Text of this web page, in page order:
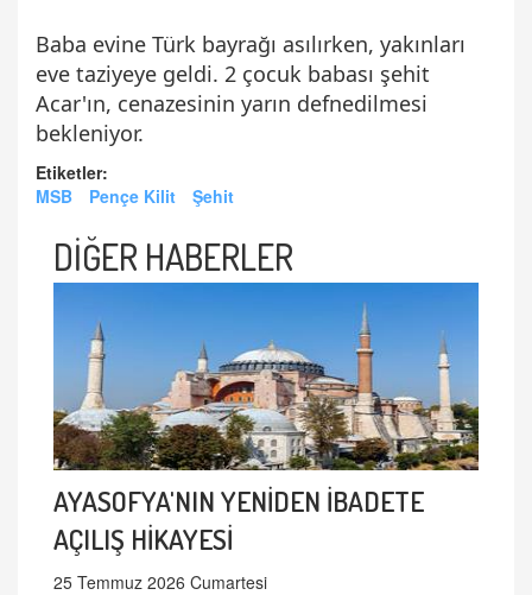
Baba evine Türk bayrağı asılırken, yakınları
eve taziyeye geldi. 2 çocuk babası şehit
Acar'ın, cenazesinin yarın defnedilmesi
bekleniyor.
Etiketler:
MSB
Pençe Kilit Şehit
DİĞER HABERLER
AYASOFYA'NIN YENİDEN İBADETE
AÇILIŞ HİKAYESİ
25 Temmuz 2026 Cumartesi